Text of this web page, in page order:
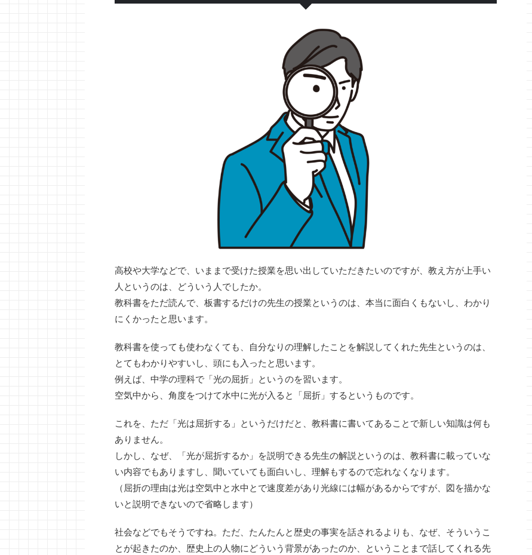
高校や大学などで、いままで受けた授業を思い出していただきたいのですが、教え方が上手い
人というのは、どういう人でしたか。
教科書をただ読んで、板書するだけの先生の授業というのは、本当に面白くもないし、わかり
にくかったと思います。
教科書を使っても使わなくても、自分なりの理解したことを解説してくれた先生というのは、
とてもわかりやすいし、頭にも入ったと思います。
例えば、中学の理科で「光の屈折」というのを習います。
空気中から、角度をつけて水中に光が入ると「屈折」するというものです。
これを、ただ「光は屈折する」というだけだと、教科書に書いてあることで新しい知識は何も
ありません。
しかし、なぜ、「光が屈折するか」を説明できる先生の解説というのは、教科書に載っていな
い内容でもありますし、聞いていても面白いし、理解もするので忘れなくなります。
（屈折の理由は光は空気中と水中とで速度差があり光線には幅があるからですが、図を描かな
いと説明できないので省略します）
社会などでもそうですね。ただ、たんたんと歴史の事実を話されるよりも、なぜ、そういうこ
とが起きたのか、歴史上の人物にどういう背景があったのか、ということまで話してくれる先